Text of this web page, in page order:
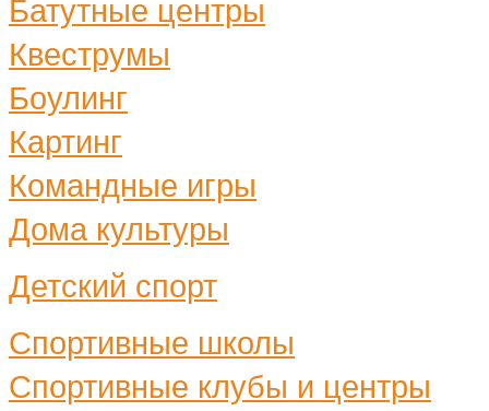
Батутные центры
Квеструмы
Боулинг
Картинг
Командные игры
Дома культуры
Детский спорт
Спортивные школы
Спортивные клубы и центры